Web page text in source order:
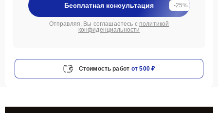
Бесплатная консультация -25%
Отправляя, Вы соглашаетесь с политикой
конфиденциальности
Стоимость работ от 500 ₽